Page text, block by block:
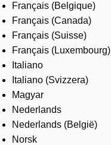
Français (Belgique)
Français (Canada)
Français (Suisse)
Français (Luxembourg)
Italiano
Italiano (Svizzera)
Magyar
Nederlands
Nederlands (België)
Norsk